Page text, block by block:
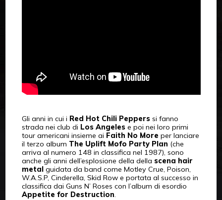
Gli anni in cui i Red Hot Chili Pepperssi fanno
strada nei club di Los Angelese poi nei loro primi
tour americani insieme ai Faith No More per lanciare
il terzo album The Uplift Mofo Party Plan (che
arriva al numero 148 in classifica nel 1987), sono
anche gli anni dell’esplosione della della scena hair
metal guidata da band come Motley Crue, Poison,
W.A.S.P, Cinderella, Skid Row e portata al successo in
classifica dai Guns N’ Roses con l’album di esordio
Appetite for Destruction.